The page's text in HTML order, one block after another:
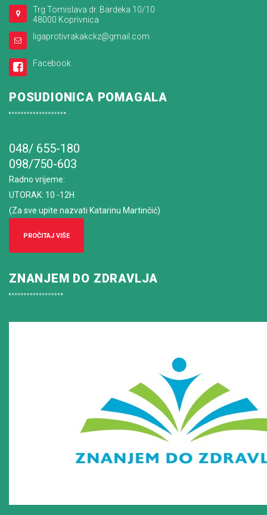
Trg Tomislava dr. Bardeka 10/10
48000 Koprivnica
ligaprotivrakakckz@gmail.com
Facebook
POSUDIONICA POMAGALA
048/ 655-180
098/750-603
Radno vrijeme:
UTORAK: 10 -12H
(Za sve upite nazvati Katarinu Martinčić)
PROČITAJ VIŠE
ZNANJEM DO ZDRAVLJA